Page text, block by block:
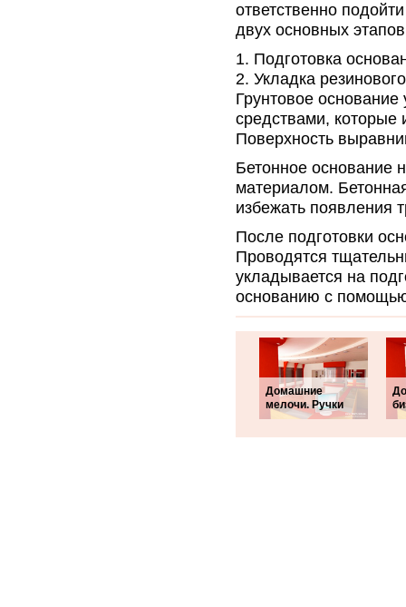
ответственно
двух основных
Подготовка
Укладка
Грунтовое
средствами, которые
Поверхность
Бетонное основание
материалом.
избежать появления
После подготовки
Проводятся
укладывается на
основанию с
Домашние
мелочи. Ручки